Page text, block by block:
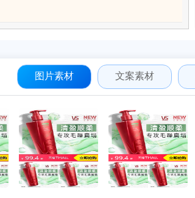
图片素材 文案素材